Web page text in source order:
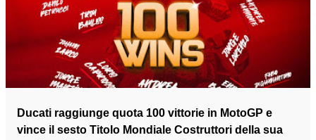
Ducati raggiunge quota 100 vittorie in MotoGP e
vince il sesto Titolo Mondiale Costruttori della sua